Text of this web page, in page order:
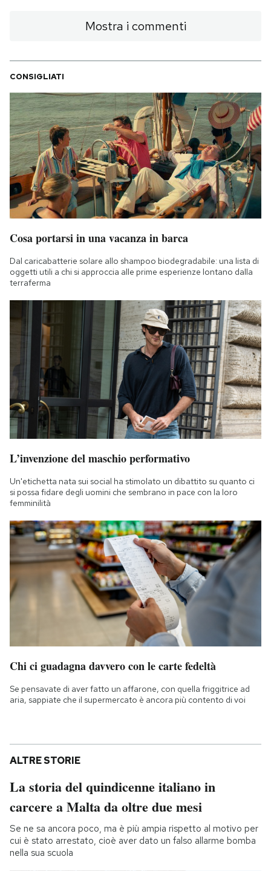
Mostra i commenti
CONSIGLIATI
Cosa portarsi in una vacanza in barca
Dal caricabatterie solare allo shampoo biodegradabile: una lista di
oggetti utili a chi si approccia alle prime esperienze lontano dalla
terraferma
L’invenzione del maschio performativo
Un'etichetta nata sui social ha stimolato un dibattito su quanto ci
si possa fidare degli uomini che sembrano in pace con la loro
femminilità
Chi ci guadagna davvero con le carte fedeltà
Se pensavate di aver fatto un affarone, con quella friggitrice ad
aria, sappiate che il supermercato è ancora più contento di voi
ALTRE STORIE
La storia del quindicenne italiano in
carcere a Malta da oltre due mesi
Se ne sa ancora poco, ma è più ampia rispetto al motivo per
cui è stato arrestato, cioè aver dato un falso allarme bomba
nella sua scuola